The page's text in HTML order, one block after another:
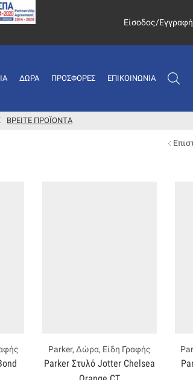
Είσοδος/Εγγραφή
ΔΏΡΑ ΠΡΟΣΦΟΡΈΣ ΕΠΙΚΟΙΝΩΝΊΑ
ΒΡΕΊΤΕ ΠΡΟΪΌΝΤΑ
Parker, Δώρα, Είδη Γραφής
Parker Στυλό Jotter Chelsea